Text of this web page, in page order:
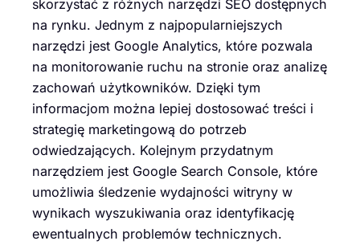
skorzystać z różnych narzędzi SEO dostępnych
na rynku. Jednym z najpopularniejszych
narzędzi jest Google Analytics, które pozwala
na monitorowanie ruchu na stronie oraz analizę
zachowań użytkowników. Dzięki tym
informacjom można lepiej dostosować treści i
strategię marketingową do potrzeb
odwiedzających. Kolejnym przydatnym
narzędziem jest Google Search Console, które
umożliwia śledzenie wydajności witryny w
wynikach wyszukiwania oraz identyfikację
ewentualnych problemów technicznych.